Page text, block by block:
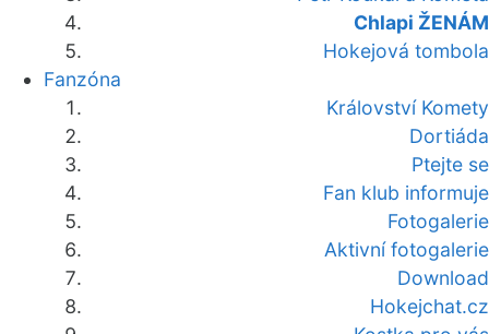
Chlapi ŽENÁM
Hokejová tombola
Fanzóna
Království Komety
Dortiáda
Ptejte se
Fan klub informuje
Fotogalerie
Aktivní fotogalerie
Download
Hokejchat.cz